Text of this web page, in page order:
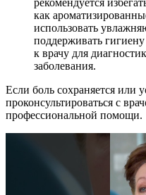
рекомендуется
как
использовать
поддерживать
к врачу для
заболевания.
Если боль сохраняется или
проконсультироваться с
профессиональной помощи.